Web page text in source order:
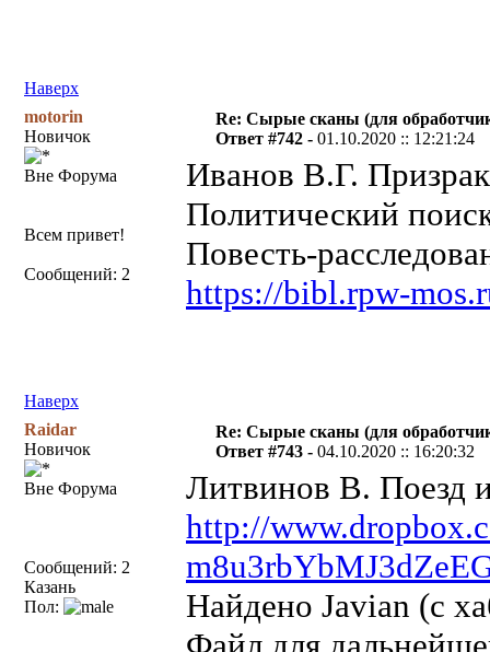
Наверх
motorin
Новичок
Вне Форума
Всем привет!
Сообщений: 2
Re: Сырые сканы (для
Ответ #742 -01.10.2020 :: 12:21:24
Иванов В.Г.
Политический
Повесть-
https://bibl.rpw-
Наверх
Raidar
Новичок
Вне Форума
Сообщений: 2
Казань
Пол:
Re: Сырые сканы (для
Ответ #743 -04.10.2020 :: 16:20:32
Литвинов В. Поезд
http://
Найдено Javian (с